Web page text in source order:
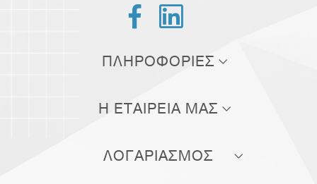
 
ΠΛΗΡΟΦΟΡΙΕΣ
Η ΕΤΑΙΡΕΙΑ ΜΑΣ
ΛΟΓΑΡΙΑΣΜΟΣ